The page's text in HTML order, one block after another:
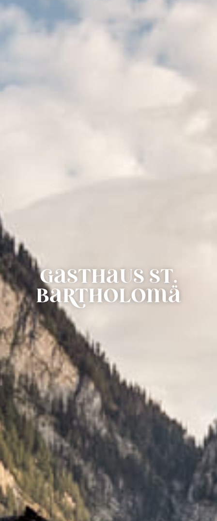
GaSTHaUS ST.
BarTHOLOmä